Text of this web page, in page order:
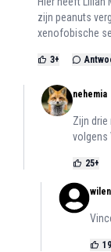
zijn peanuts
xenofobische
3+
nehemia
Zijn
volgens
25+
19